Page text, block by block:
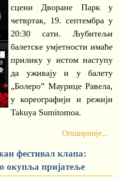
сцени Дворане Парк у
четвртак, 19. септембра у
20:30 сати. Љубитељи
балетске умјетности имаће
прилику у истом наступу
да уживају и у балету
„Болеро” Маурице Равела,
у кореографији и режији
Takuya Sumitomoa.
Опширније...
фестивал клапа:
окупља пријатеље